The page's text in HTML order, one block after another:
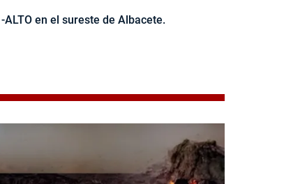
-ALTO en el sureste de Albacete.